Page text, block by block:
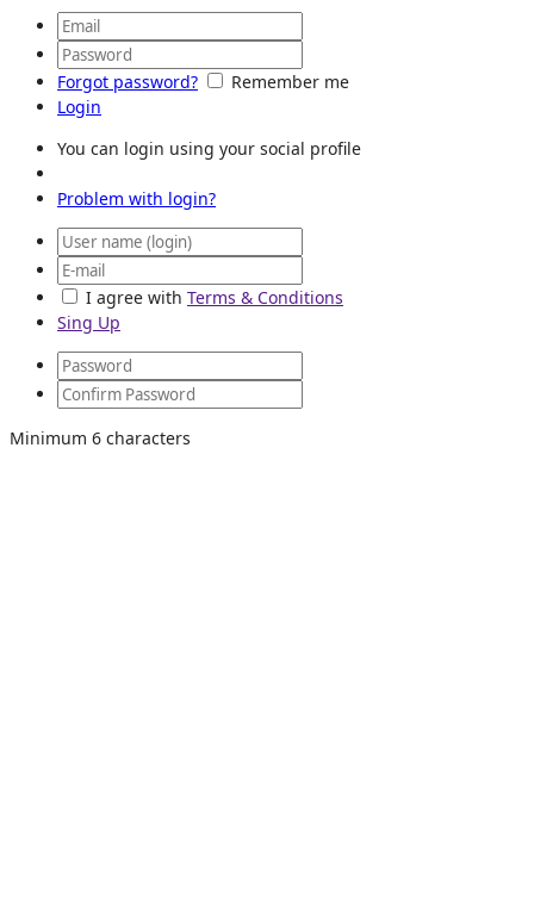
Forgot password?
Remember me
Login
You can login using your social profile
Problem with login?
I agree with Terms & Conditions
Sing Up
Minimum 6 characters